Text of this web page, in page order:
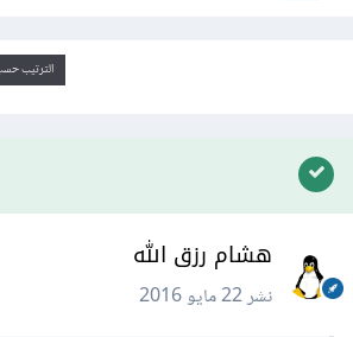
الترتيب
هشام رزق الله
نشر22 مايو 2016